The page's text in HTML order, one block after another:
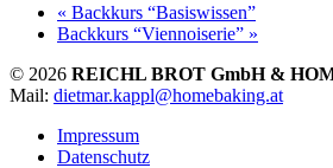
« Backkurs “Basiswissen”
Backkurs “Viennoiserie” »
© 2026 REICHL BROT GmbH &
Mail: dietmar.kappl@homebaking.at
Impressum
Datenschutz